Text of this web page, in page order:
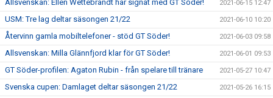
Allsvenskan: Ellen Wettebrandt har signat med GT Söder! 2021-06-15 12:47
USM: Tre lag deltar säsongen 21/22 2021-06-10 10:20
Återvinn gamla mobiltelefoner - stöd GT Söder! 2021-06-03 09:58
Allsvenskan: Milla Glännfjord klar för GT Söder! 2021-06-01 09:53
GT Söder-profilen: Agaton Rubin - från spelare till tränare 2021-05-27 10:47
Svenska cupen: Damlaget deltar säsongen 21/22 2021-05-26 16:15